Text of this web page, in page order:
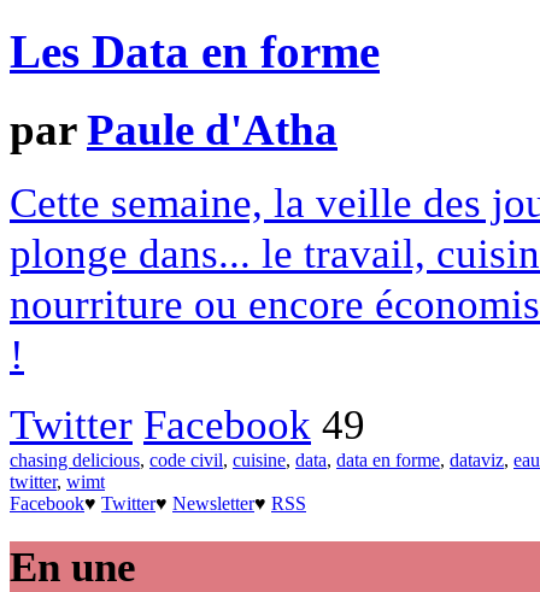
Les Data en forme
parPaule d'Atha
Cette semaine, la veille des
plonge dans... le travail,
nourriture ou encore
!
Twitter Facebook 49
chasing delicious, code civil, cuisine, data, data en forme, dataviz, eau
twitter, wimt
Facebook♥ Twitter♥ Newsletter♥ RSS
En une